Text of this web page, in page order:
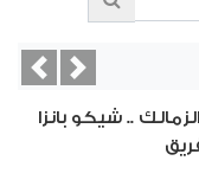
.. شيكو بانزا
Next